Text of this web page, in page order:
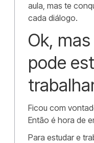
aula, mas te
cada diálogo.
Ok,
pode
Ficou com
Então é hora de
Para estudar e